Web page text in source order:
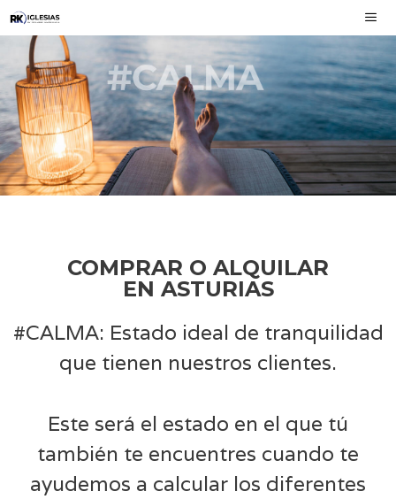
COMPRAR O ALQUILAR
EN ASTURIAS
#CALMA: Estado ideal de tranquilidad
que tienen nuestros clientes.
Este será el estado en el que tú
también te encuentres cuando te
ayudemos a calcular los diferentes